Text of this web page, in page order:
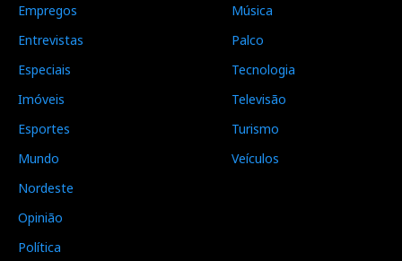
Empregos
Entrevistas
Especiais
Imóveis
Esportes
Mundo
Nordeste
Opinião
Política
Música
Palco
Tecnologia
Televisão
Turismo
Veículos